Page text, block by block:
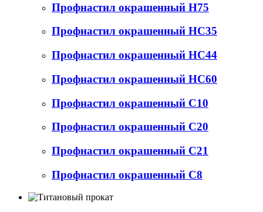
Профнастил окрашенный Н75
Профнастил окрашенный НС35
Профнастил окрашенный НС44
Профнастил окрашенный НС60
Профнастил окрашенный С10
Профнастил окрашенный С20
Профнастил окрашенный С21
Профнастил окрашенный С8